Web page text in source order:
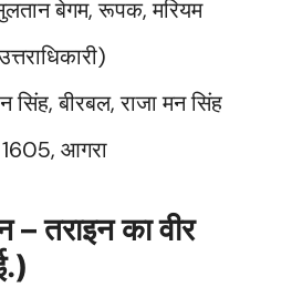
बेगम, रूपक, मरियम
सिंह, बीरबल, राजा मन सिंह
आगरा
– तराइन का वीर